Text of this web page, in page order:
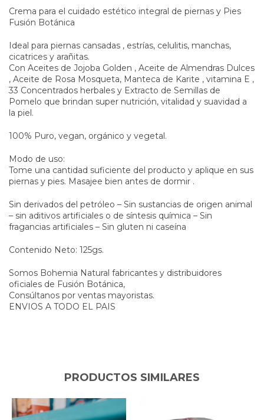
Crema para el cuidado estético integral de piernas y Pies
Fusión Botánica
Ideal para piernas cansadas , estrías, celulitis, manchas,
cicatrices y arañitas.
Con Aceites de Jojoba Golden , Aceite de Almendras Dulces
, Aceite de Rosa Mosqueta, Manteca de Karite , vitamina E ,
33 Concentrados herbales y Extracto de Semillas de
Pomelo que brindan super nutrición, vitalidad y suavidad a
la piel.
100% Puro, vegan, orgánico y vegetal.
Modo de uso:
Tome una cantidad suficiente del producto y aplique en sus
piernas y pies. Masajee bien antes de dormir .
Sin derivados del petróleo – Sin sustancias de origen animal
– sin aditivos artificiales o de síntesis química – Sin
fragancias artificiales – Sin gluten ni caseína
Contenido Neto: 125gs.
Somos Bohemia Natural fabricantes y distribuidores
oficiales de Fusión Botánica,
Consúltanos por ventas mayoristas.
ENVIOS A TODO EL PAIS
PRODUCTOS SIMILARES